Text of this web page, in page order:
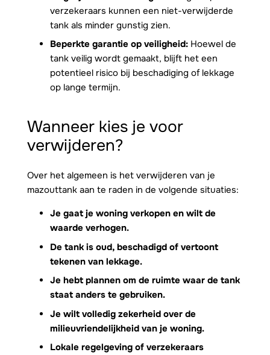
verzekeraars kunnen een niet-verwijderde
tank als minder gunstig zien.
Beperkte garantie op veiligheid:Hoewel de
tank veilig wordt gemaakt, blijft het een
potentieel risico bij beschadiging of lekkage
op lange termijn.
Wanneer kies je voor
verwijderen?
Over het algemeen is het verwijderen van je
mazouttank aan te raden in de volgende situaties:
Je gaat je woning verkopen en wilt de
waarde verhogen.
De tank is oud, beschadigd of vertoont
tekenen van lekkage.
Je hebt plannen om de ruimte waar de tank
staat anders te gebruiken.
Je wilt volledig zekerheid over de
milieuvriendelijkheid van je woning.
Lokale regelgeving of verzekeraars